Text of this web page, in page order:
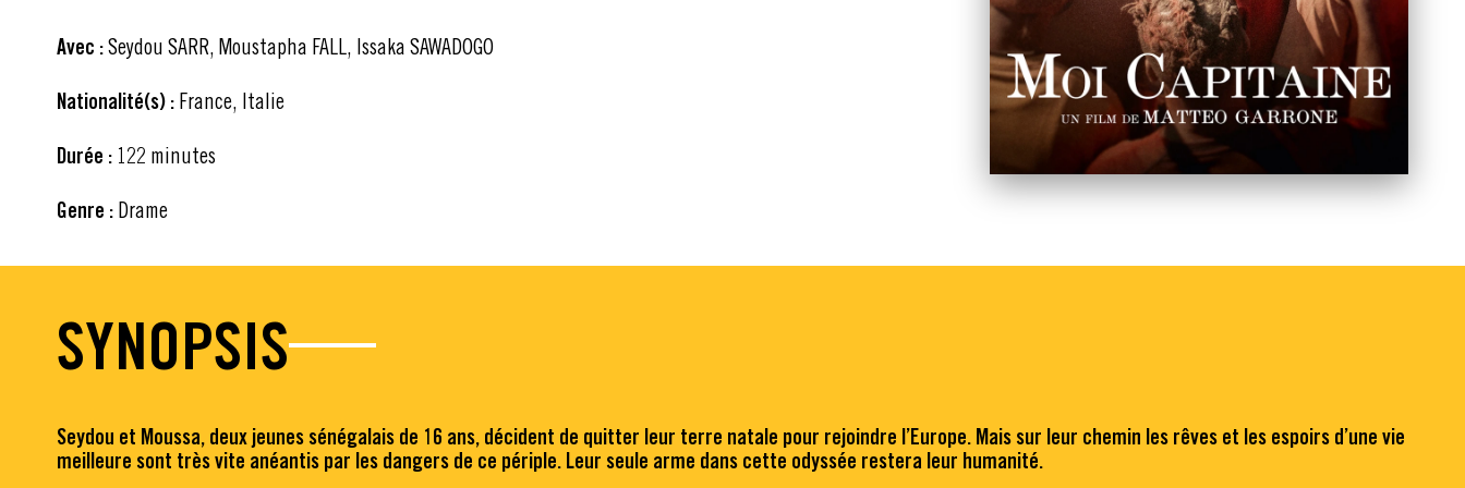
Avec :Seydou SARR, Moustapha FALL, Issaka SAWADOGO
Nationalité(s) : France, Italie
Durée : 122 minutes
Genre : Drame
SYNOPSIS
Seydou et Moussa, deux jeunes sénégalais de 16 ans, décident de quitter leur terre natale pour rejoindre l’Europe. Mais sur leur chemin les rêves et les espoirs d’une vie
meilleure sont très vite anéantis par les dangers de ce périple. Leur seule arme dans cette odyssée restera leur humanité.